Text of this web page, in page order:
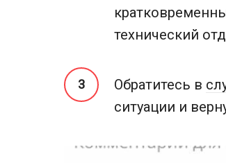
технический
Обратитесь в
ситуации и